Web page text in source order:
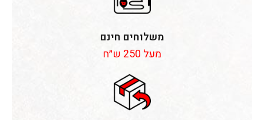
משלוחים חינם
מעל 250 ש״ח